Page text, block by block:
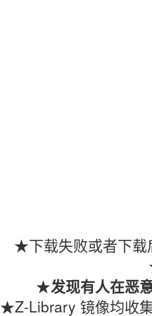
★下载失败或者下载
★发现有人在恶
★Z-Library 镜像均收